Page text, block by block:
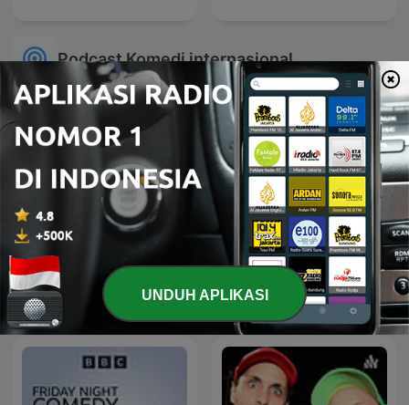
Podcast Komedi internasional
Panda Show - Sin Picante
La Venganza Será Terrible
(oficial)
UNDUH APLIKASI